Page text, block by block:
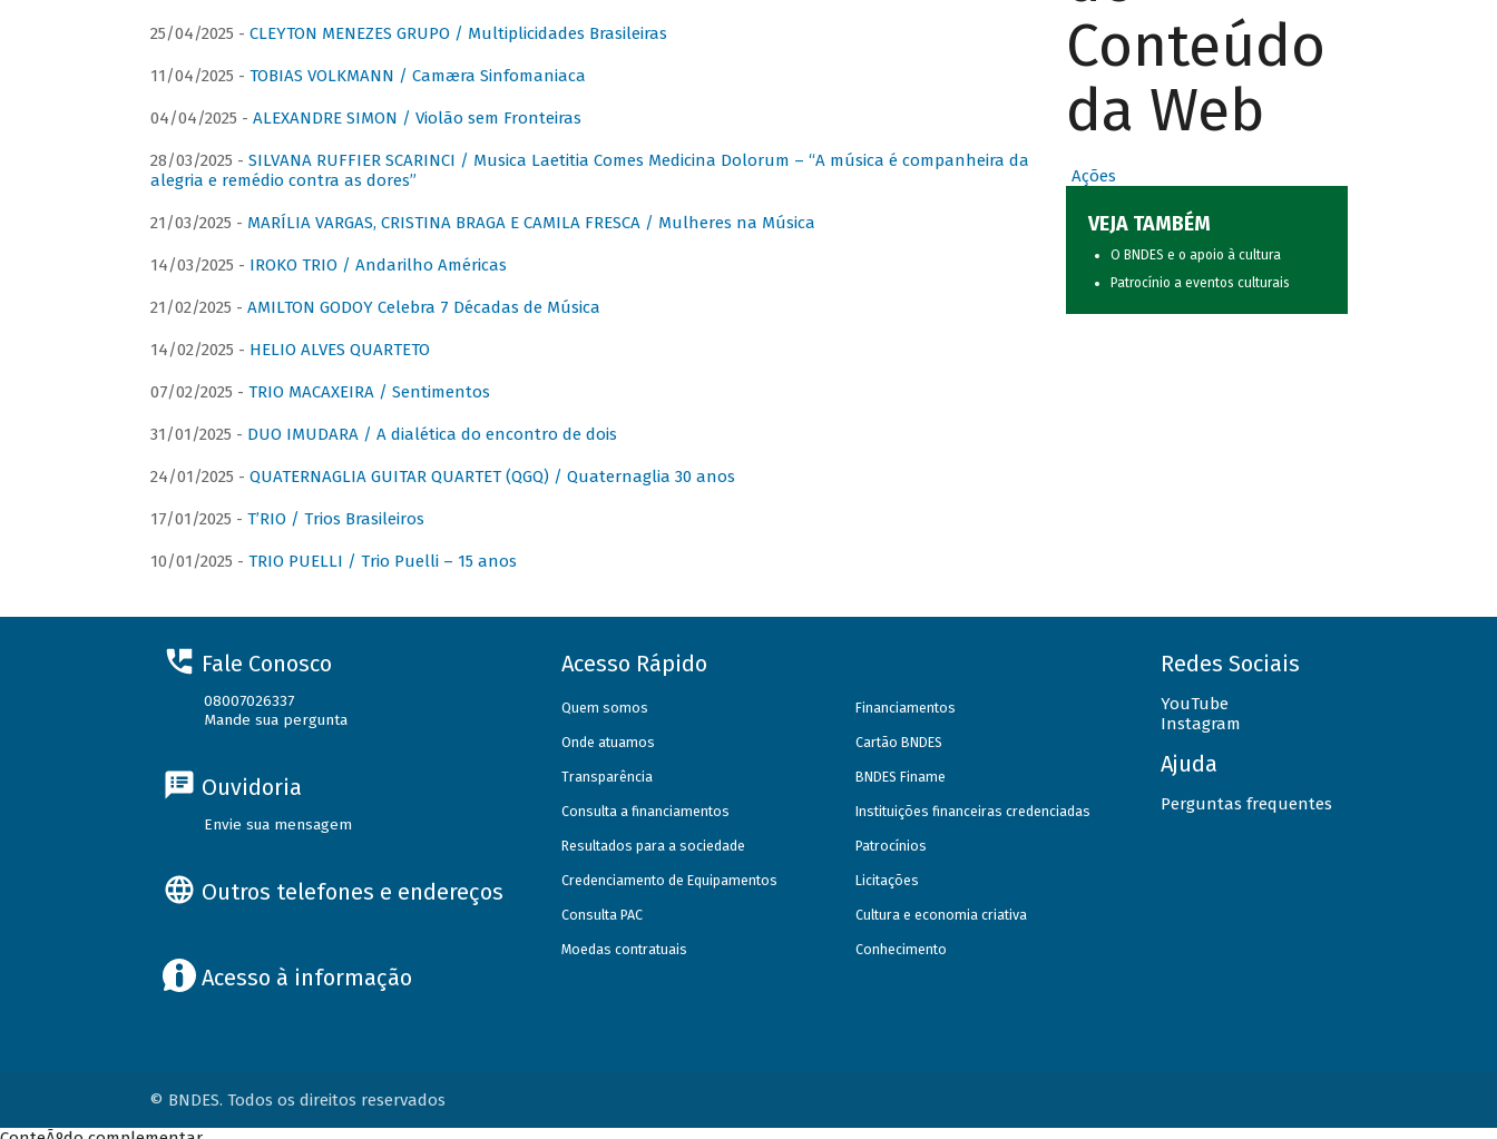
25/04/2025 - CLEYTON MENEZES GRUPO / Multiplicidades Brasileiras
11/04/2025 - TOBIAS VOLKMANN / Camæra Sinfomaniaca
04/04/2025 - ALEXANDRE SIMON / Violão sem Fronteiras
28/03/2025 - SILVANA RUFFIER SCARINCI / Musica Laetitia Comes Medicina Dolorum – “A música é companheira da
alegria e remédio contra as dores”
21/03/2025 - MARÍLIA VARGAS, CRISTINA BRAGA E CAMILA FRESCA / Mulheres na Música
14/03/2025 - IROKO TRIO / Andarilho Américas
21/02/2025 - AMILTON GODOY Celebra 7 Décadas de Música
14/02/2025 - HELIO ALVES QUARTETO
07/02/2025 - TRIO MACAXEIRA / Sentimentos
31/01/2025 - DUO IMUDARA / A dialética do encontro de dois
24/01/2025 - QUATERNAGLIA GUITAR QUARTET (QGQ) / Quaternaglia 30 anos
17/01/2025 - T’RIO / Trios Brasileiros
10/01/2025 - TRIO PUELLI / Trio Puelli – 15 anos
Conteúdo
da Web
Ações
VEJA TAMBÉM
O BNDES e o apoio à cultura
Patrocínio a eventos culturais
Fale Conosco
08007026337
Mande sua pergunta
Ouvidoria
Envie sua mensagem
Outros telefones e endereços
Acesso à informação
Acesso Rápido
Quem somos
Onde atuamos
Transparência
Consulta a financiamentos
Resultados para a sociedade
Credenciamento de Equipamentos
Consulta PAC
Moedas contratuais
Financiamentos
Cartão BNDES
BNDES Finame
Instituições financeiras credenciadas
Patrocínios
Licitações
Cultura e economia criativa
Conhecimento
Redes Sociais
YouTube
Instagram
Ajuda
Perguntas frequentes
© BNDES. Todos os direitos reservados